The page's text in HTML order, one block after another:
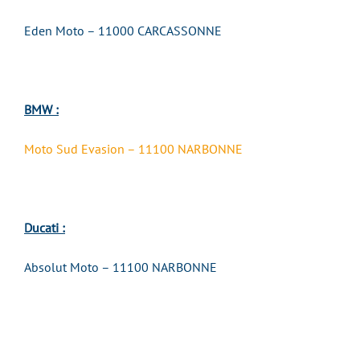
Eden Moto – 11000 CARCASSONNE
BMW :
Moto Sud Evasion – 11100 NARBONNE
Ducati :
Absolut Moto – 11100 NARBONNE